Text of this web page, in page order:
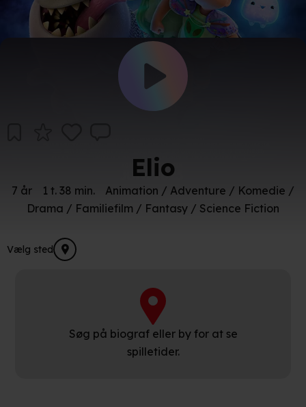
Elio
7 år 1 t. 38 min.
Animation / Adventure / Komedie /
Drama / Familiefilm / Fantasy / Science Fiction
Vælg sted
Søg på biograf eller by for at se
spilletider.